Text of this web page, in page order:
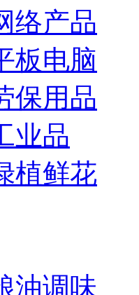
络产品
板电脑
保用品
业品
植鲜花
油调味